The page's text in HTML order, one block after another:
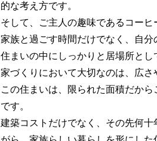
的な考え方です。
そして、ご主人の趣味であるコーヒ
家族と過ごす時間だけでなく、自
住まいの中にしっかりと居場所とし
家づくりにおいて大切なのは、広さ
この住まいは、限られた面積だか
です。
建築コストだけでなく、その先何